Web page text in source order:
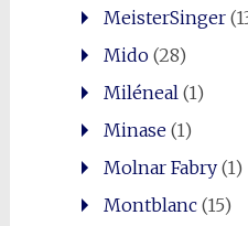
MeisterSinger
Mido(28)
Miléneal (1)
Minase(1)
Molnar Fabry(1)
Montblanc(15)